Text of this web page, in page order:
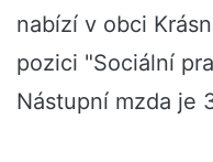
nabízí v obci
pozici "Sociální
Nástupní mzda je